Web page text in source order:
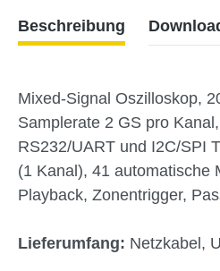
Beschreibung
Mixed-Signal Oszilloskop,
Samplerate 2 GS pro
RS232/UART und I2C/SPI
(1 Kanal), 41 automatische
Playback, Zonentrigger,
Lieferumfang: Netzkabel,